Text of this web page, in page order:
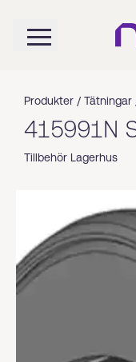
Produkter / Tätningar
415991N
Tillbehör Lagerhus